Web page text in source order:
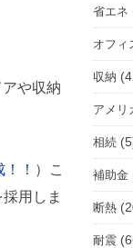
や収納
！ ）こ
用しま
を
選
択
省エネ
オフィ
収納
アメリ
相続
補助金
断熱
耐震